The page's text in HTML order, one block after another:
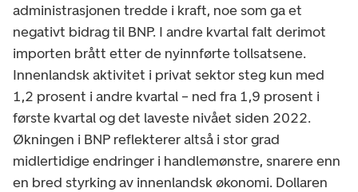
administrasjonen tredde i kraft, noe som ga et
negativt bidrag til BNP. I andre kvartal falt derimot
importen brått etter de nyinnførte tollsatsene.
Innenlandsk aktivitet i privat sektor steg kun med
1,2 prosent i andre kvartal – ned fra 1,9 prosent i
første kvartal og det laveste nivået siden 2022.
Økningen i BNP reflekterer altså i stor grad
midlertidige endringer i handlemønstre, snarere enn
en bred styrking av innenlandsk økonomi. Dollaren